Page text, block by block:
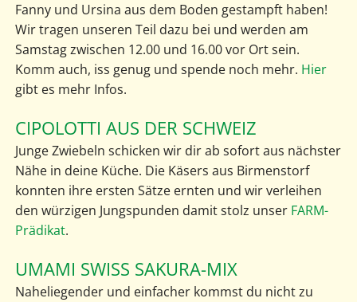
Fanny und Ursina aus dem Boden gestampft haben!
Wir tragen unseren Teil dazu bei und werden am
Samstag zwischen 12.00 und 16.00 vor Ort sein.
Komm auch, iss genug und spende noch mehr. Hier
gibt es mehr Infos.
CIPOLOTTI AUS DER SCHWEIZ
Junge Zwiebeln schicken wir dir ab sofort aus nächster
Nähe in deine Küche. Die Käsers aus Birmenstorf
konnten ihre ersten Sätze ernten und wir verleihen
den würzigen Jungspunden damit stolz unser FARM-
Prädikat.
UMAMI SWISS SAKURA-MIX
Naheliegender und einfacher kommst du nicht zu